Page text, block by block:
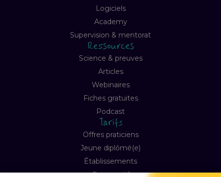
Logiciels
Academy
Supervision & mentorat
Ressources
Science & preuves
Articles
Webinaires
Fiches gratuites
Podcast
Tarifs
Offres praticiens
Jeune diplômé(e)
Établissements
Comparatif